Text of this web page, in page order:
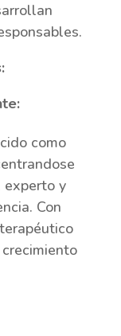
:
como
y
Con